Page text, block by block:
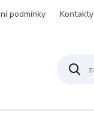
podmínky Kontakty